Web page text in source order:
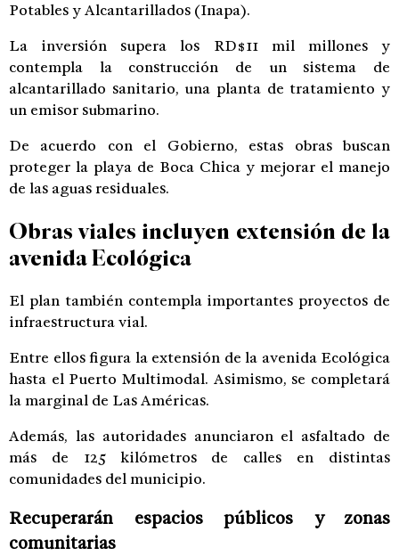
Potables y Alcantarillados (Inapa).
La inversión supera los RD$11 mil millones y
contempla la construcción de un sistema de
alcantarillado sanitario, una planta de tratamiento y
un emisor submarino.
De acuerdo con el Gobierno, estas obras buscan
proteger la playa de Boca Chica y mejorar el manejo
de las aguas residuales.
Obras viales incluyen extensión de la
avenida Ecológica
El plan también contempla importantes proyectos de
infraestructura vial.
Entre ellos figura la extensión de la avenida Ecológica
hasta el Puerto Multimodal. Asimismo, se completará
la marginal de Las Américas.
Además, las autoridades anunciaron el asfaltado de
más de 125 kilómetros de calles en distintas
comunidades del municipio.
Recuperarán espacios públicos y zonas
comunitarias